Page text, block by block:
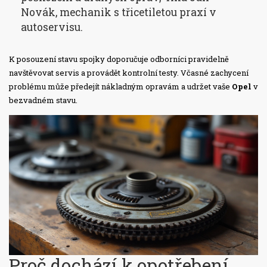
Novák, mechanik s třicetiletou praxí v
autoservisu.
K posouzení stavu spojky doporučuje odborníci pravidelně
navštěvovat servis a provádět kontrolní testy. Včasné zachycení
problému může předejít nákladným opravám a udržet vaše Opel v
bezvadném stavu.